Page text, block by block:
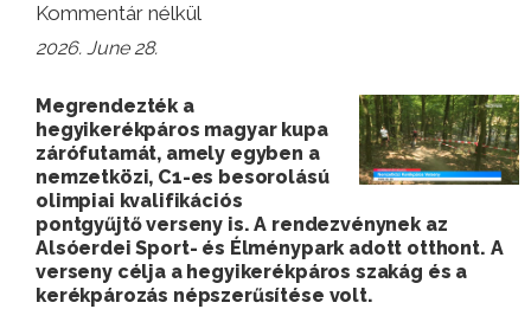
Kommentár nélkül
2026. June 28.
Megrendezték a
hegyikerékpáros magyar kupa
zárófutamát, amely egyben a
nemzetközi, C1-es besorolású
olimpiai kvalifikációs
pontgyűjtő verseny is. A rendezvénynek az
Alsóerdei Sport- és Élménypark adott otthont. A
verseny célja a hegyikerékpáros szakág és a
kerékpározás népszerűsítése volt.